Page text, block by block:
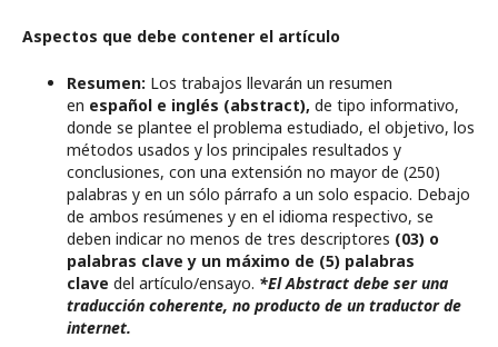
Aspectos que debe contener el artículo
Resumen: Los trabajos llevarán un resumen
en español e inglés (abstract), de tipo informativo,
donde se plantee el problema estudiado, el objetivo, los
métodos usados y los principales resultados y
conclusiones, con una extensión no mayor de (250)
palabras y en un sólo párrafo a un solo espacio. Debajo
de ambos resúmenes y en el idioma respectivo, se
deben indicar no menos de tres descriptores (03) o
palabras clave y un máximo de (5) palabras
clave del artículo/ensayo. *El Abstract debe ser una
traducción coherente, no producto de un traductor de
internet.